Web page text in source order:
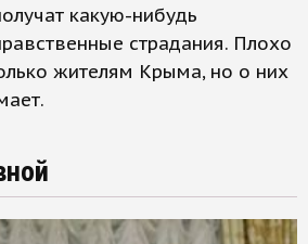
какую-нибудь
страдания. Плохо
жителям Крыма, но о них